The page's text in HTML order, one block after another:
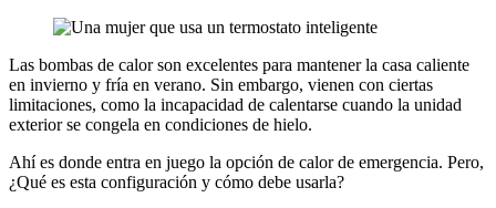
Las bombas de calor son excelentes para mantener la casa caliente
en invierno y fría en verano. Sin embargo, vienen con ciertas
limitaciones, como la incapacidad de calentarse cuando la unidad
exterior se congela en condiciones de hielo.
Ahí es donde entra en juego la opción de calor de emergencia. Pero,
¿Qué es esta configuración y cómo debe usarla?